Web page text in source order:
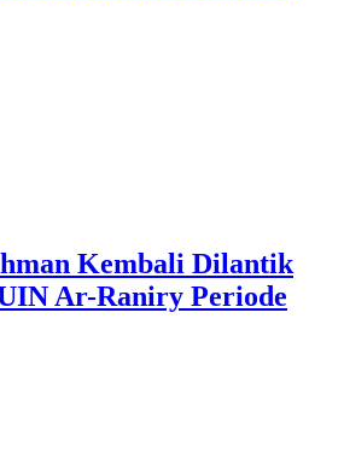
Kembali Dilantik
Ar-Raniry Periode